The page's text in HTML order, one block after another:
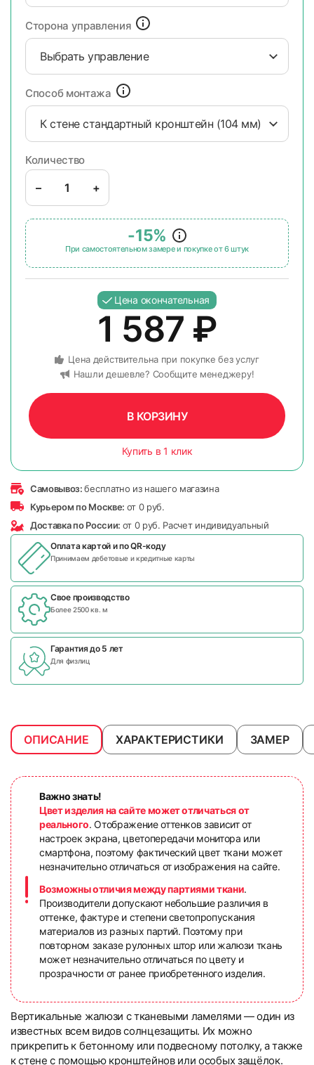
Сторона управления
Выбрать управление
Способ монтажа
К стене стандартный кронштейн (104 мм)
Количество
– +
-15%
При самостоятельном замере и покупке от 6 штук
Цена окончательная
1 587 ₽
Цена действительна при покупке без услуг
Нашли дешевле? Сообщите менеджеру!
В КОРЗИНУ
Купить в 1 клик
Самовывоз:бесплатно из нашего магазина
Курьером по Москве: от 0 руб.
Доставка по России: от 0 руб. Расчет индивидуальный
Оплата картой и поQR-коду
Принимаем дебетовые и кредитные карты
Свое производство
Более 2500 кв. м
Гарантия до 5 лет
Для физлиц
ОПИСАНИЕ ХАРАКТЕРИСТИКИ ЗАМЕР
Важно знать!
Цвет изделия на сайте может отличаться от
реального. Отображение оттенков зависит от
настроек экрана, цветопередачи монитора или
смартфона, поэтому фактический цвет ткани может
незначительно отличаться от изображения на сайте.
Возможны отличия между партиями ткани.
Производители допускают небольшие различия в
оттенке, фактуре и степени светопропускания
материалов из разных партий. Поэтому при
повторном заказе рулонных штор или жалюзи ткань
может незначительно отличаться по цвету и
прозрачности от ранее приобретенного изделия.
Вертикальные жалюзи с тканевыми ламелями — один из
известных всем видов солнцезащиты. Их можно
прикрепить к бетонному или подвесному потолку, а также
к стене с помощью кронштейнов или особых защёлок.